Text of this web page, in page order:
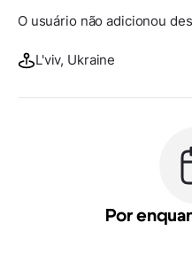
O usuário não adicionou
L'viv, Ukraine
Por